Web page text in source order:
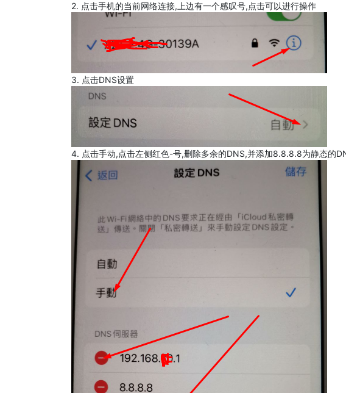
2. 点击手机的当前网络连接,上边有一个感叹号,点击可以进行操作
3. 点击DNS设置
4. 点击手动,点击左侧红色-号,删除多余的DNS,并添加8.8.8.8为静态的